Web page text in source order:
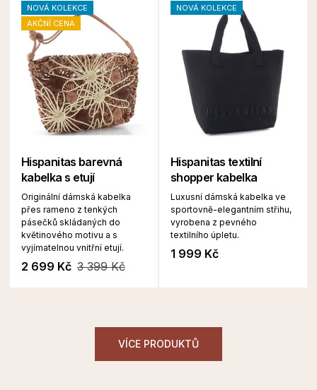
NOVÁ KOLEKCE
AKČNÍ CENA
Hispanitas barevná
kabelka s etují
Originální dámská kabelka
přes rameno z tenkých
pásečků skládaných do
květinového motivu a s
vyjímatelnou vnitřní etují.
2 699 Kč 3 399 Kč
NOVÁ KOLEKCE
Hispanitas textilní
shopper kabelka
Luxusní dámská kabelka ve
sportovně-elegantním střihu,
vyrobena z pevného
textilního úpletu.
1 999 Kč
VÍCE PRODUKTŮ